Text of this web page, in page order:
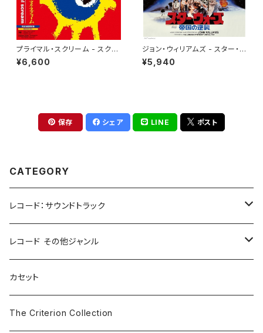
プライマル・スクリーム - スクリ
ーマデリカ(2LP)
¥6,600
ジョン・ウィリアムズ - スター・ウ
ォーズ／帝国の逆襲 (オリジナ
ル・サウンドトラック) (2LP)
¥5,940
保存 シェア LINE ポスト
CATEGORY
レコード：サウンドトラック
ホラー/スリラー
SF
ドラマ/ロマンス
レコード その他ジャンル
Rock & Pop
The Smiths
Classical
カセット
The Criterion Collection